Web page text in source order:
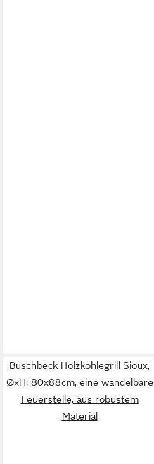
Buschbeck Holzkohlegrill Sioux,
ØxH: 80x88cm, eine wandelbare
Feuerstelle, aus robustem
Material